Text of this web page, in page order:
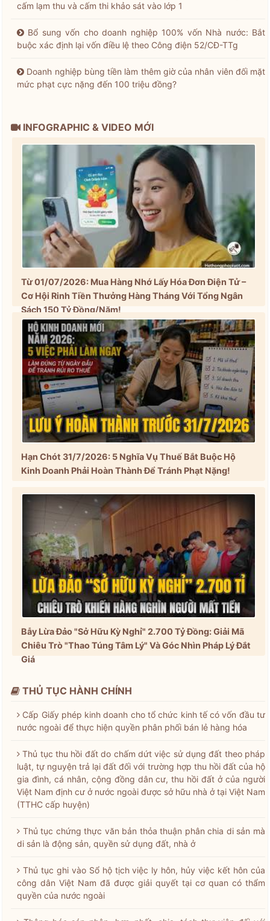
cấm lạm thu và cấm thi khảo sát vào lớp 1
Bổ sung vốn cho doanh nghiệp 100% vốn Nhà nước: Bắt
buộc xác định lại vốn điều lệ theo Công điện 52/CĐ-TTg
Doanh nghiệp bùng tiền làm thêm giờ của nhân viên đối mặt
mức phạt cực nặng đến 100 triệu đồng?
INFOGRAPHIC & VIDEO MỚI
Từ 01/07/2026: Mua Hàng Nhớ Lấy Hóa Đơn Điện Tử –
Cơ Hội Rinh Tiền Thưởng Hàng Tháng Với Tổng Ngân
Sách 150 Tỷ Đồng/Năm!
Hạn Chót 31/7/2026: 5 Nghĩa Vụ Thuế Bắt Buộc Hộ
Kinh Doanh Phải Hoàn Thành Để Tránh Phạt Nặng!
Bẫy Lừa Đảo "Sở Hữu Kỳ Nghỉ" 2.700 Tỷ Đồng: Giải Mã
Chiêu Trò "Thao Túng Tâm Lý" Và Góc Nhìn Pháp Lý Đắt
Giá
THỦ TỤC HÀNH CHÍNH
Cấp Giấy phép kinh doanh cho tổ chức kinh tế có vốn đầu tư
nước ngoài để thực hiện quyền phân phối bán lẻ hàng hóa
Thủ tục thu hồi đất do chấm dứt việc sử dụng đất theo pháp
luật, tự nguyện trả lại đất đối với trường hợp thu hồi đất của hộ
gia đình, cá nhân, cộng đồng dân cư, thu hồi đất ở của người
Việt Nam định cư ở nước ngoài được sở hữu nhà ở tại Việt Nam
(TTHC cấp huyện)
Thủ tục chứng thực văn bản thỏa thuận phân chia di sản mà
di sản là động sản, quyền sử dụng đất, nhà ở
Thủ tục ghi vào Sổ hộ tịch việc ly hôn, hủy việc kết hôn của
công dân Việt Nam đã được giải quyết tại cơ quan có thẩm
quyền của nước ngoài